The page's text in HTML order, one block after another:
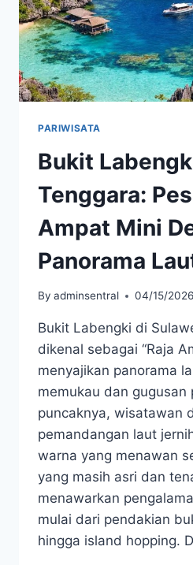
PARIWISATA
Bukit
Tenggara:
Ampat Mini
Panorama
By adminsentral 04/15/2026
Bukit Labengki di
dikenal sebagai “Raja
menyajikan panorama
memukau dan gugusan
puncaknya, wisatawan
pemandangan laut
warna yang menawan
yang masih asri dan
menawarkan
mulai dari pendakian
hingga island hopping.